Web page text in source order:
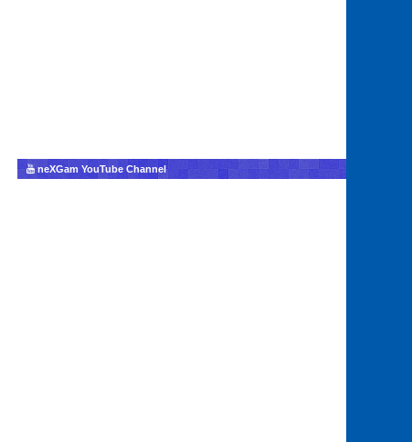
neXGam YouTube Channel